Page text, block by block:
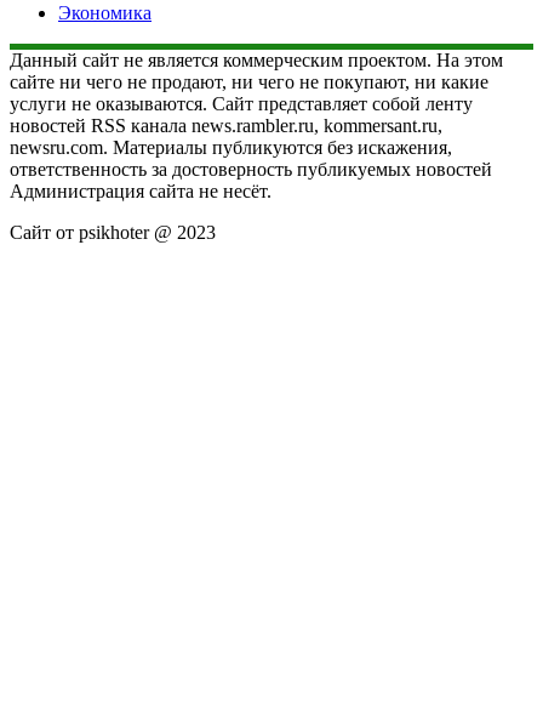
Экономика
Данный сайт не является коммерческим проектом. На этом
сайте ни чего не продают, ни чего не покупают, ни какие
услуги не оказываются. Сайт представляет собой ленту
новостей RSS канала news.rambler.ru, kommersant.ru,
newsru.com. Материалы публикуются без искажения,
ответственность за достоверность публикуемых новостей
Администрация сайта не несёт.
Сайт от psikhoter @ 2023